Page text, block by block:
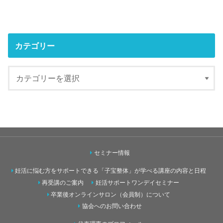
カテゴリー
セミナー情報
妊活に悩む方をサポートできる「子宝整体」が学べる講座の内容と日程
再受講のご案内
妊活サポートワンデイセミナー
卒業後オンラインサロン（会員制）について
協会へのお問い合わせ